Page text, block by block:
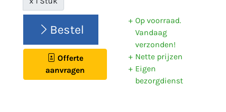
Bestel
Offerte
aanvragen
Op voorraad.
Vandaag
verzonden!
Nette prijzen
Eigen
bezorgdienst